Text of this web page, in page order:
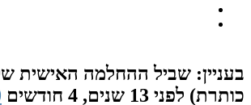
ההחלמה האישית שלי
4 חודשים
#29820